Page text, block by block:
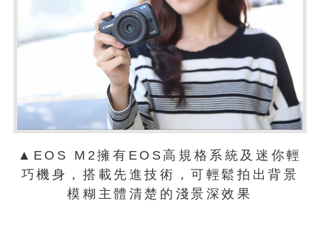
▲EOS M2擁有EOS高規格系統及迷你輕
巧機身，搭載先進技術，可輕鬆拍出背景
模糊主體清楚的淺景深效果